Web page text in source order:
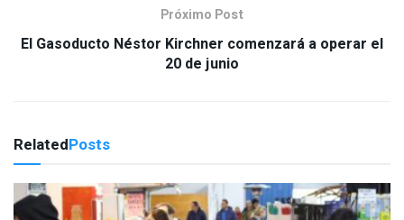
Próximo Post
El Gasoducto Néstor Kirchner comenzará a operar el
20 de junio
RelatedPosts